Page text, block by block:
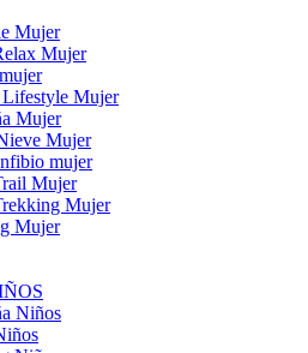
Mujer
Mujer
Lifestyle Mujer
Mujer
Mujer
mujer
Mujer
Mujer
Mujer
Niños